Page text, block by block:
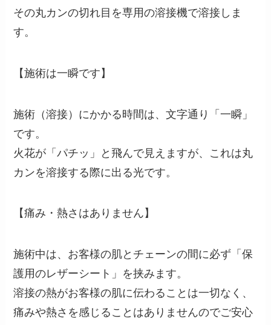
その丸カンの切れ目を専用の溶接機で溶接しま
す。
【施術は一瞬です】
施術（溶接）にかかる時間は、文字通り「一瞬」
です。
火花が「パチッ」と飛んで見えますが、これは丸
カンを溶接する際に出る光です。
【痛み・熱さはありません】
施術中は、お客様の肌とチェーンの間に必ず「保
護用のレザーシート」を挟みます。
溶接の熱がお客様の肌に伝わることは一切なく、
痛みや熱さを感じることはありませんのでご安心